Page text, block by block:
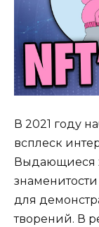
В 2021 году
всплеск
Выдающиеся
для
творений. В